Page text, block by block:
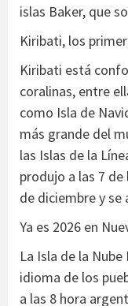
islas Baker, que
Kiribati, los
Kiribati está
coralinas, entre
como Isla de
más grande del
las Islas de la
produjo a las 7
de diciembre y
Ya es 2026 en
La Isla de la
idioma de los
a las 8 hora